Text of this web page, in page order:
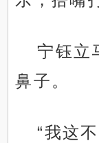
宁钰立
鼻子。
“我这